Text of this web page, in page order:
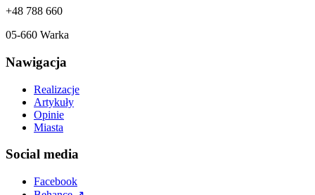
+48 788 660
05-660 Warka
Nawigacja
Realizacje
Artykuły
Opinie
Miasta
Social media
Facebook